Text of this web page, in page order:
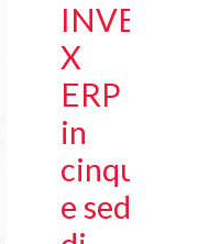
INVE
X
ERP
in
cinqu
e sedi